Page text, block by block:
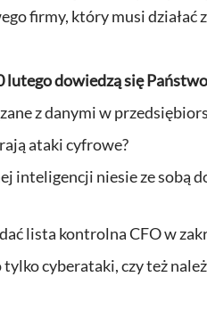
firmy, który musi działać
lutego dowiedzą się
z danymi w
ataki cyfrowe?
inteligencji niesie ze sobą
lista kontrolna CFO w
tylko cyberataki, czy też